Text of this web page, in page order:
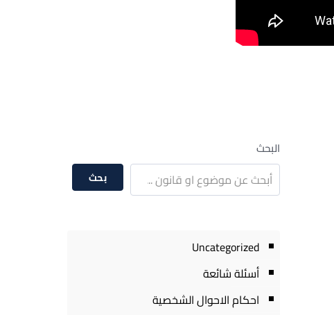
البحث
بحث
Uncategorized
أسئلة شائعة
احكام الاحوال الشخصية